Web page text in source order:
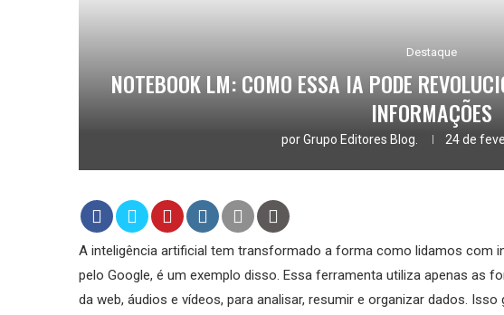
Destaque
NOTEBOOK LM: COMO ESSA IA PODE
INFORMAÇÕES
porGrupo Editores Blog. 24 de
A inteligência artificial tem transformado a forma como lidamos com
pelo Google, é um exemplo disso. Essa ferramenta utiliza apenas as
da web, áudios e vídeos, para analisar, resumir e organizar dados.